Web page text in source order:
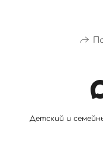
Детский и